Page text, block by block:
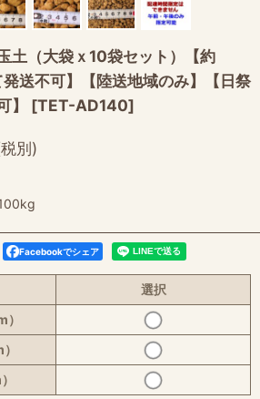
土（大袋ｘ10袋セット）【約
送不可】【陸送地域のみ】【日祭
】
[TET-AD140]
別)
Facebookでシェア
選択